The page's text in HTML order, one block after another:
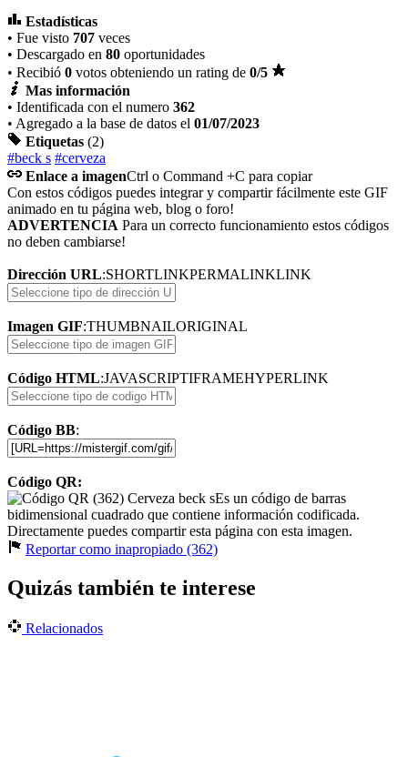
Estadísticas
• Fue visto 707 veces
• Descargado en 80 oportunidades
• Recibió 0 votos obteniendo un rating de 0/5
Mas información
• Identificada con el numero 362
• Agregado a la base de datos el 01/07/2023
Etiquetas (2)
#beck s #cerveza
Enlace a imagenCtrl o Command +C para copiar
Con estos códigos puedes integrar y compartir fácilmente este GIF
animado en tu página web, blog o foro!
ADVERTENCIA Para un correcto funcionamiento estos códigos
no deben cambiarse!
Dirección URL:SHORTLINKPERMALINKLINK
Imagen GIF:THUMBNAILORIGINAL
Código HTML:JAVASCRIPTIFRAMEHYPERLINK
Código BB:
Código QR:
Es un código de barras
bidimensional cuadrado que contiene información codificada.
Directamente puedes compartir esta página con esta imagen.
Reportar como inapropiado (362)
Quizás también te interese
Relacionados